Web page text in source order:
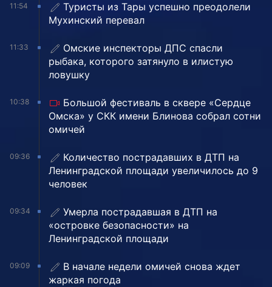
11:54
Туристы из Тары успешно преодолели
Мухинский перевал
11:33
Омские инспекторы ДПС спасли
рыбака, которого затянуло в илистую
ловушку
10:38
Большой фестиваль в сквере «Сердце
Омска» у СКК имени Блинова собрал сотни
омичей
09:36
Количество пострадавших в ДТП на
Ленинградской площади увеличилось до 9
человек
09:34
Умерла пострадавшая в ДТП на
«островке безопасности» на
Ленинградской площади
09:09
В начале недели омичей снова ждет
жаркая погода